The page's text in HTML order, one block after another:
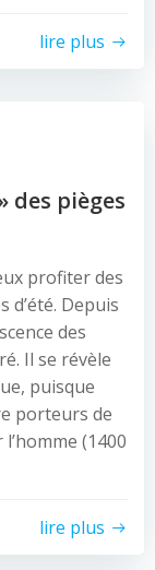
lire plus
des pièges
profiter des
Depuis
des
Il se révèle
puisque
porteurs de
(1400
lire plus